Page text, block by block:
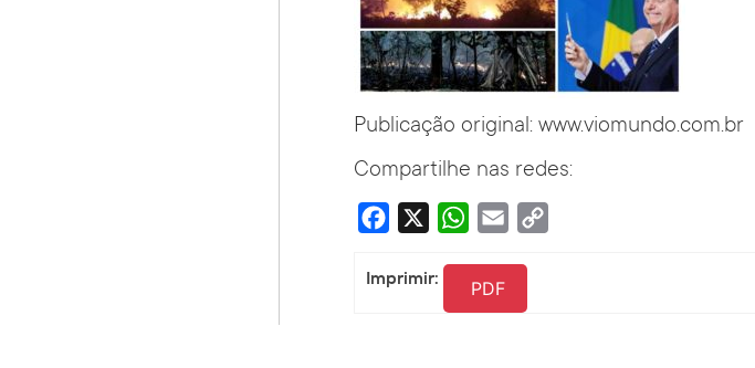
Publicação original: www.viomundo.com.br
Compartilhe nas redes:
Facebook WhatsApp
Email
Imprimir: PDF